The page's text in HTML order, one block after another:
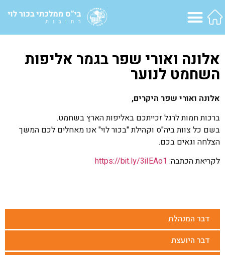
דבר המנהלת
דבר היועצת
אלונה ואורי שפר בגמר אליפות
השחמט לנוער
אלונה ואורי שפר היקרים,
ברכות חמות לרגל זכייתכם באליפות הארץ בשחמט.
בשם כל צוות ביה"ס וקהילת "בכור לוי" אנו מאחלים לכם המשך
הצלחה וגאים בכם.
לקריאת הכתבה: https://bit.ly/3iIEAo1